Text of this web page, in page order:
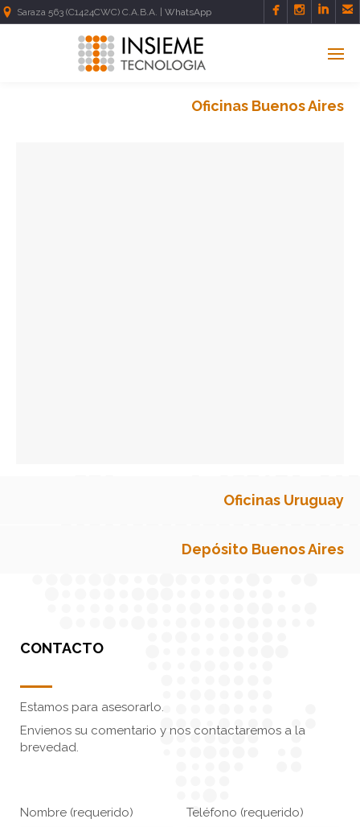
Saraza 563 (C1424CWC) C.A.B.A. | WhatsApp    
Oficinas Buenos Aires
Oficinas Uruguay
Depósito Buenos Aires
CONTACTO
Estamos para asesorarlo.
Envienos su comentario y nos contactaremos a la
brevedad.
Nombre (requerido) Teléfono (requerido)